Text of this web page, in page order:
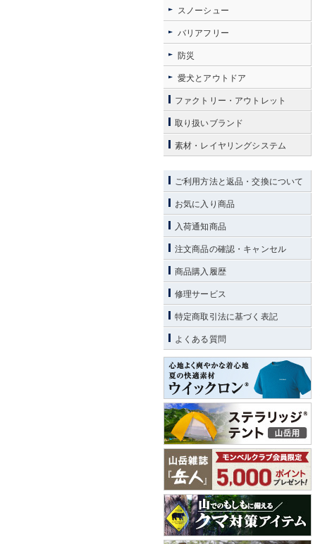
スノーシュー
バリアフリー
防災
愛犬とアウトドア
ファクトリー・アウトレット
取り扱いブランド
素材・レイヤリングシステム
ご利用方法と返品・交換について
お気に入り商品
入荷通知商品
注文商品の確認・キャンセル
商品購入履歴
修理サービス
特定商取引法に基づく表記
よくある質問